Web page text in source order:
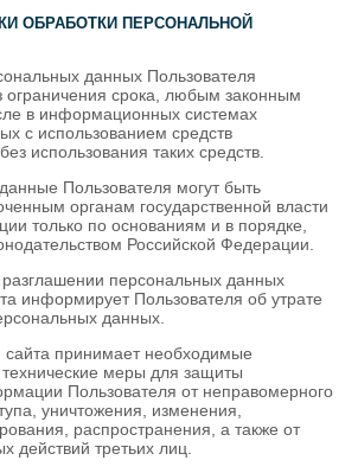
ОБРАБОТКИ ПЕРСОНАЛЬНОЙ
данных Пользователя
ограничения срока, любым законным
в информационных системах
с использованием средств
использования таких средств.
Пользователя могут быть
органам государственной власти
только по основаниям и в порядке,
Российской Федерации.
персональных данных
информирует Пользователя об утрате
данных.
принимает необходимые
меры для защиты
Пользователя от неправомерного
уничтожения, изменения,
распространения, а также от
действий третьих лиц.